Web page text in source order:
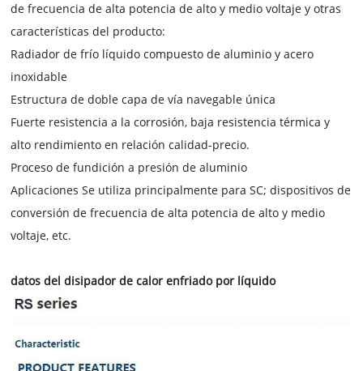
de frecuencia de alta potencia de alto y medio voltaje y otras
características del producto:
Radiador de frío líquido compuesto de aluminio y acero
inoxidable
Estructura de doble capa de vía navegable única
Fuerte resistencia a la corrosión, baja resistencia térmica y
alto rendimiento en relación calidad-precio.
Proceso de fundición a presión de aluminio
Aplicaciones Se utiliza principalmente para SC; dispositivos de
conversión de frecuencia de alta potencia de alto y medio
voltaje, etc.
datos del disipador de calor enfriado por líquido